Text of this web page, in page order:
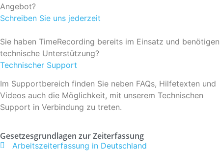
Angebot?
Schreiben Sie uns jederzeit
Sie haben TimeRecording bereits im Einsatz und benötigen
technische Unterstützung?
Technischer Support
Im Supportbereich finden Sie neben FAQs, Hilfetexten und
Videos auch die Möglichkeit, mit unserem Technischen
Support in Verbindung zu treten.
Gesetzesgrundlagen zur Zeiterfassung
Arbeitszeiterfassung in Deutschland